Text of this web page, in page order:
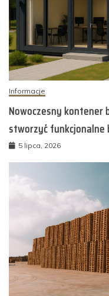
Informacje
Nowoczesny kontener
stworzyć funkcjonalne
5 lipca, 2026